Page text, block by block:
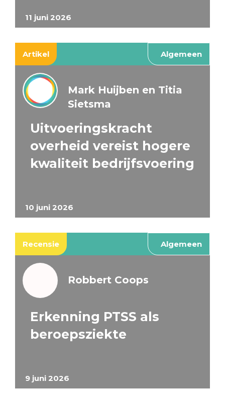
11 juni 2026
Artikel Algemeen
10 juni 2026
Mark Huijben en Titia
Sietsma
Uitvoeringskracht
overheid vereist hogere
kwaliteit bedrijfsvoering
Recensie Algemeen
9 juni 2026
Robbert Coops
Erkenning PTSS als
beroepsziekte